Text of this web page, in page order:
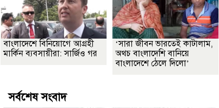
বাংলাদেশে বিনিয়োগে আগ্রহী
মার্কিন ব্যবসায়ীরা: সার্জিও গর
‘সারা জীবন ভারতেই কাটালাম,
অথচ বাংলাদেশি বানিয়ে
বাংলাদেশে ঠেলে দিলো’
সর্বশেষ সংবাদ